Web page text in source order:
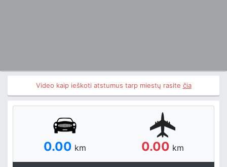
Video kaip ieškoti atstumus tarp miestų rasite čia
0.00 km 0.00 km